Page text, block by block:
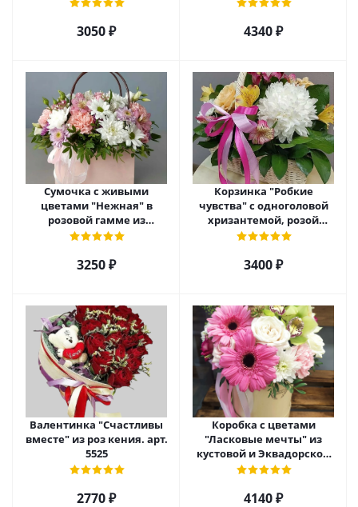
3050 ₽ 4340 ₽
Сумочка с живыми
цветами "Нежная" в
розовой гамме из
кустовой хризантемы,
3250 ₽
Корзинка "Робкие
чувства" с одноголовой
хризантемой, розой
Эквадор и альстромерией
3400 ₽
Валентинка "Счастливы
вместе" из роз кения. арт.
5525
2770 ₽
Коробка с цветами
"Ласковые мечты" из
кустовой и Эквадорской
розы, орхидеи и гербер
4140 ₽